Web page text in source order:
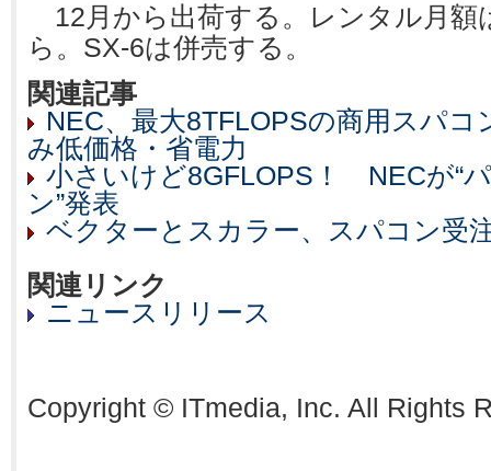
12月から出荷する。レンタル月額
ら。SX-6は併売する。
関連記事
NEC、最大8TFLOPSの商用スパ
み低価格・省電力
小さいけど8GFLOPS！ NECが“
ン”発表
ベクターとスカラー、スパコン受
関連リンク
ニュースリリース
Copyright © ITmedia, Inc. All Rights